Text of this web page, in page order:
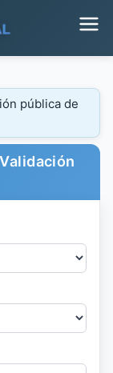
pública de